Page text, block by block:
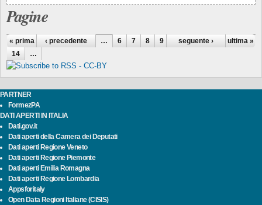
Pagine
« prima ‹ precedente … 6 7 8 9 10 11 12
13
14
…
seguente › ultima »
PARTNER
FormezPA
DATI APERTI IN ITALIA
Dati.gov.it
Dati aperti della Camera dei Deputati
Dati aperti Regione Veneto
Dati aperti Regione Piemonte
Dati aperti Emilia Romagna
Dati aperti Regione Lombardia
Appsforitaly
Open Data Regioni Italiane (CISIS)